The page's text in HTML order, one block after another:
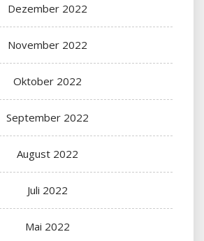
Dezember 2022
November 2022
Oktober 2022
September 2022
August 2022
Juli 2022
Mai 2022